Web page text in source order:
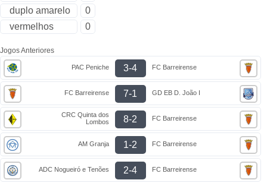
duplo amarelo
0
vermelhos
0
Jogos Anteriores
PAC Peniche 3-4 FC Barreirense
FC Barreirense 7-1 GD EB D. João I
CRC Quinta dos
Lombos
8-2 FC Barreirense
AM Granja 1-2 FC Barreirense
ADC Nogueiró e Tenões 2-4 FC Barreirense